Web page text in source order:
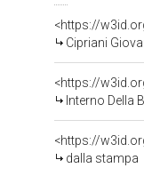
<https://
Cipriani
<https://
Interno Della
<https://
dalla stampa